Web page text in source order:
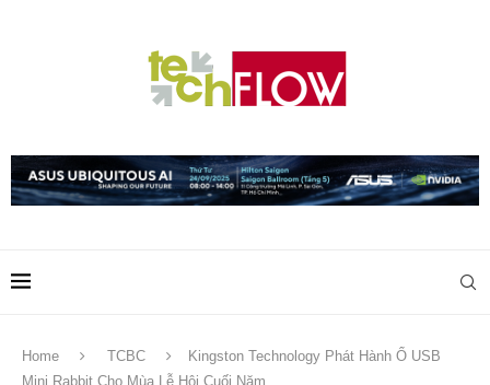
Home TCBC
Kingston Technology Phát Hành Ổ USB
Mini Rabbit Cho Mùa Lễ Hội Cuối Năm